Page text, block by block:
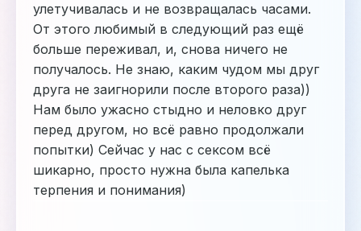
улетучивалась и не возвращалась часами.
От этого любимый в следующий раз ещё
больше переживал, и, снова ничего не
получалось. Не знаю, каким чудом мы друг
друга не заигнорили после второго раза))
Нам было ужасно стыдно и неловко друг
перед другом, но всё равно продолжали
попытки) Сейчас у нас с сексом всё
шикарно, просто нужна была капелька
терпения и понимания)